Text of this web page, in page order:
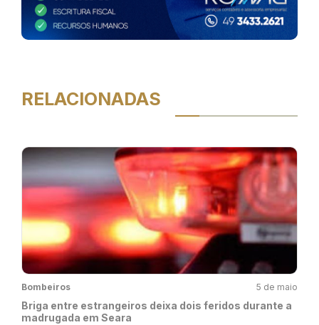
RELACIONADAS
Bombeiros 5 de maio
Briga entre estrangeiros deixa dois feridos durante a
madrugada em Seara